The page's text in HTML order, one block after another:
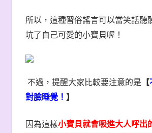
所以，這種習俗謠言可以當笑話聽
坑了自己可愛的小寶貝喔！
不過，提醒大家比較要注意的是 【
對臉睡覺！ 】
因為這樣小寶貝就會吸進大人呼出